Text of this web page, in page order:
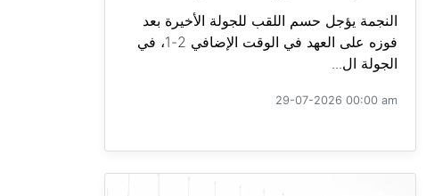
النجمة يؤجل حسم اللقب للجولة الأخيرة بعد
فوزه على العهد في الوقت الإضافي 2-1، في
الجولة ال...
29-07-2026 00:00 am